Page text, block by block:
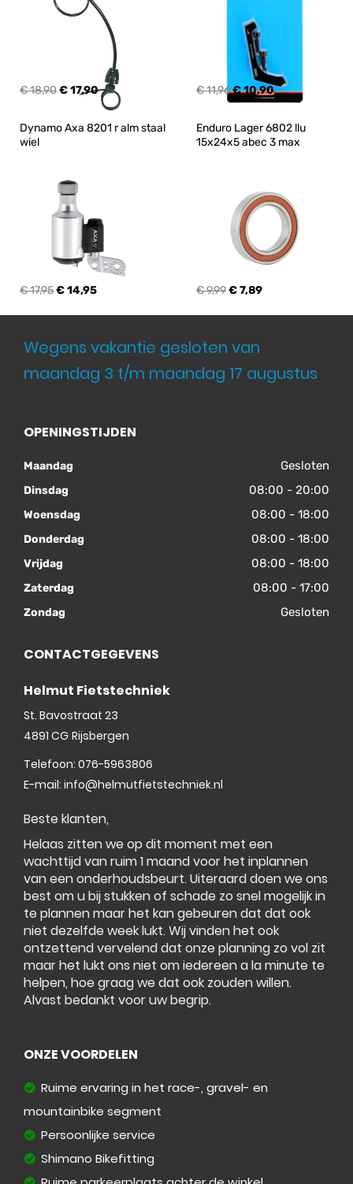
€ 18,90€ 17,90 € 11,96€ 10,90
Dynamo Axa 8201 r alm staal
wiel
€ 17,95€ 14,95
Enduro Lager 6802 llu
15x24x5 abec 3 max
€ 9,99€ 7,89
Wegens vakantie gesloten van
maandag 3 t/m maandag 17 augustus
OPENINGSTIJDEN
Maandag Gesloten
Dinsdag 08:00 - 20:00
Woensdag 08:00 - 18:00
Donderdag 08:00 - 18:00
Vrijdag 08:00 - 18:00
Zaterdag 08:00 - 17:00
Zondag Gesloten
CONTACTGEGEVENS
Helmut Fietstechniek
St. Bavostraat 23
4891 CG Rijsbergen
Telefoon: 076-5963806
E-mail: info@helmutfietstechniek.nl
Beste klanten,
Helaas zitten we op dit moment met een
wachttijd van ruim 1 maand voor het inplannen
van een onderhoudsbeurt. Uiteraard doen we ons
best om u bij stukken of schade zo snel mogelijk in
te plannen maar het kan gebeuren dat dat ook
niet dezelfde week lukt. Wij vinden het ook
ontzettend vervelend dat onze planning zo vol zit
maar het lukt ons niet om iedereen a la minute te
helpen, hoe graag we dat ook zouden willen.
Alvast bedankt voor uw begrip.
ONZE VOORDELEN
Ruime ervaring in het race-, gravel- en
mountainbike segment
Persoonlijke service
Shimano Bikefitting